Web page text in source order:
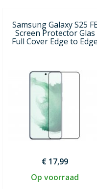
Samsung Galaxy S25
Screen Protector Glas
Full Cover Edge to Edge
€ 17,99
Op voorraad